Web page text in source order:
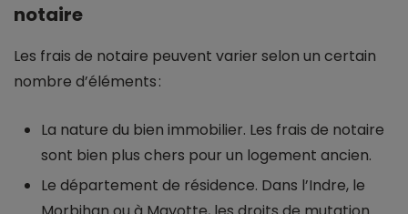
notaire
Les frais de notaire peuvent varier selon un certain
nombre d’éléments :
La nature du bien immobilier. Les frais de notaire
sont bien plus chers pour un logement ancien.
Le département de résidence. Dans l’Indre, le